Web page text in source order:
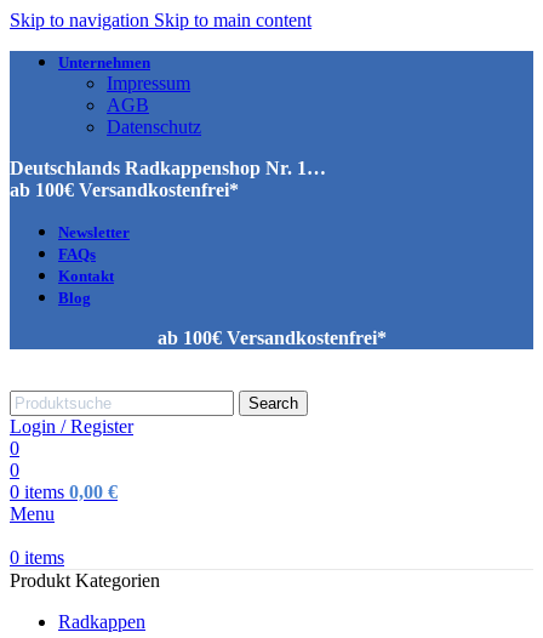
Skip to navigation Skip to main content
Unternehmen
Impressum
AGB
Datenschutz
Deutschlands Radkappenshop Nr. 1…
ab 100€ Versandkostenfrei*
Newsletter
FAQs
Kontakt
Blog
ab 100€ Versandkostenfrei*
Search
Login / Register
0
0
0 items 0,00 €
Menu
0 items
Produkt Kategorien
Radkappen